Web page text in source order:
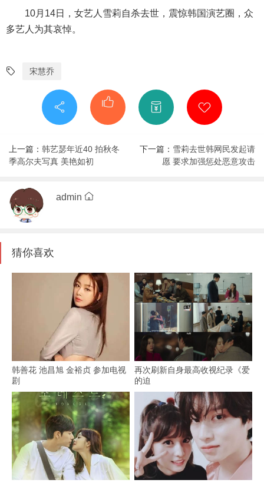
10月14日，女艺人雪莉自杀去世，震惊韩国演艺圈，众
多艺人为其哀悼。
宋慧乔
上一篇： 韩艺瑟年近40 拍秋冬
季高尔夫写真 美艳如初
下一篇： 雪莉去世韩网民发起请
愿 要求加强惩处恶意攻击
admin
猜你喜欢
韩善花 池昌旭 金裕贞 参加电视
剧
再次刷新自身最高收视纪录《爱
的迫